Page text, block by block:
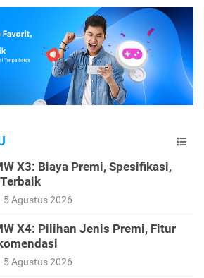
X3: Biaya Premi, Spesifikasi,
5 Agustus 2026
X4: Pilihan Jenis Premi, Fitur
5 Agustus 2026